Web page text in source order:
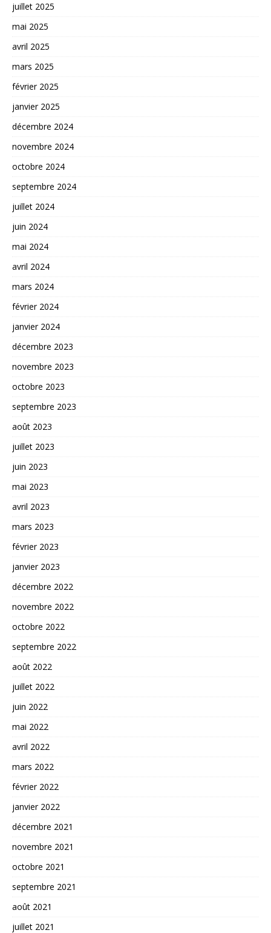
juillet 2025
mai 2025
avril 2025
mars 2025
février 2025
janvier 2025
décembre 2024
novembre 2024
octobre 2024
septembre 2024
juillet 2024
juin 2024
mai 2024
avril 2024
mars 2024
février 2024
janvier 2024
décembre 2023
novembre 2023
octobre 2023
septembre 2023
août 2023
juillet 2023
juin 2023
mai 2023
avril 2023
mars 2023
février 2023
janvier 2023
décembre 2022
novembre 2022
octobre 2022
septembre 2022
août 2022
juillet 2022
juin 2022
mai 2022
avril 2022
mars 2022
février 2022
janvier 2022
décembre 2021
novembre 2021
octobre 2021
septembre 2021
août 2021
juillet 2021